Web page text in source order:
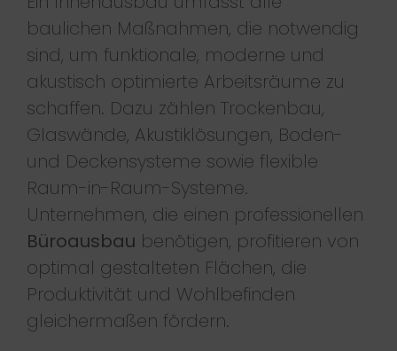
baulichen Maßnahmen, die notwendig
sind, um funktionale, moderne und
akustisch optimierte Arbeitsräume zu
schaffen. Dazu zählen Trockenbau,
Glaswände, Akustiklösungen, Boden-
und Deckensysteme sowie flexible
Raum-in-Raum-Systeme.
Unternehmen, die einen professionellen
Büroausbau benötigen, profitieren von
optimal gestalteten Flächen, die
Produktivität und Wohlbefinden
gleichermaßen fördern.